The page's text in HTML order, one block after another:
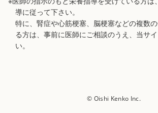
導に従って下さい。
特に、腎症や心筋梗塞、脳梗塞などの複数
る方は、事前に医師にご相談のうえ、当サ
い。
© Oishi Kenko Inc.